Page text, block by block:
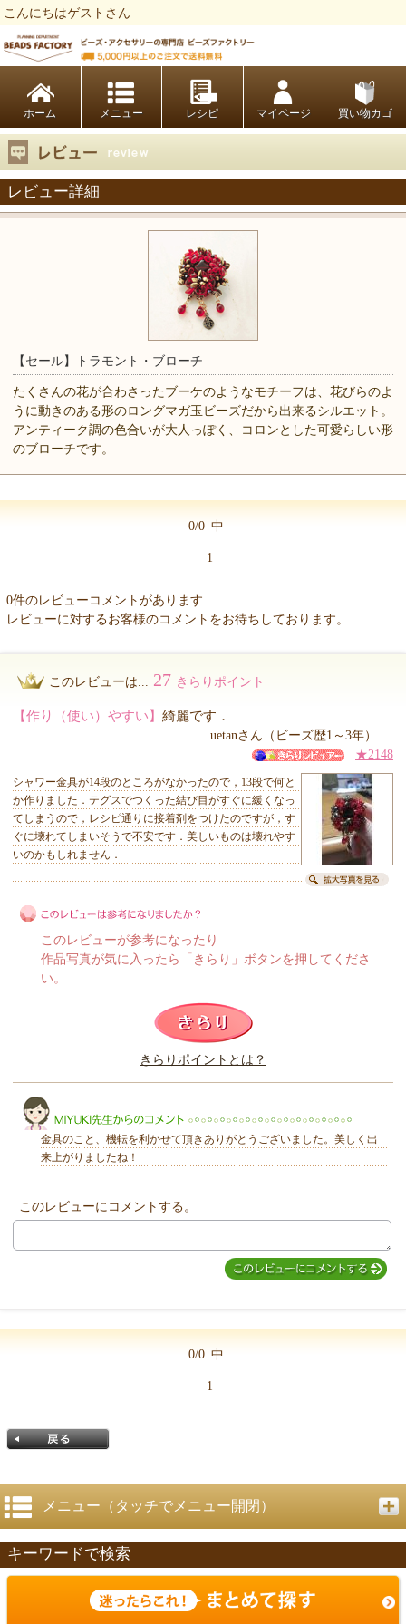
こんにちはゲストさん
ホーム レシピ マイページ 買い物カゴ
レビュー詳細
【セール】トラモント・ブローチ
たくさんの花が合わさったブーケのようなモチーフは、花びらのよ
うに動きのある形のロングマガ玉ビーズだから出来るシルエット。
アンティーク調の色合いが大人っぽく、コロンとした可愛らしい形
のブローチです。
0/0 中
1
0件のレビューコメントがあります
レビューに対するお客様のコメントをお待ちしております。
このレビューは... 27 きらりポイント
【作り（使い）やすい】 綺麗です．
uetanさん（ビーズ歴1～3年）
★2148
シャワー金具が14段のところがなかったので，13段で何と
か作りました．テグスでつくった結び目がすぐに緩くなっ
てしまうので，レシピ通りに接着剤をつけたのですが，す
ぐに壊れてしまいそうで不安です．美しいものは壊れやす
いのかもしれません．
このレビューは参考になりましたか？
このレビューが参考になったり
作品写真が気に入ったら「きらり」ボタンを押してくださ
い。
きらりポイントとは？
金具のこと、機転を利かせて頂きありがとうございました。美しく出
来上がりましたね！
このレビューにコメントする。
0/0 中
1
戻る
メニュー（タッチでメニュー開閉）
キーワードで検索